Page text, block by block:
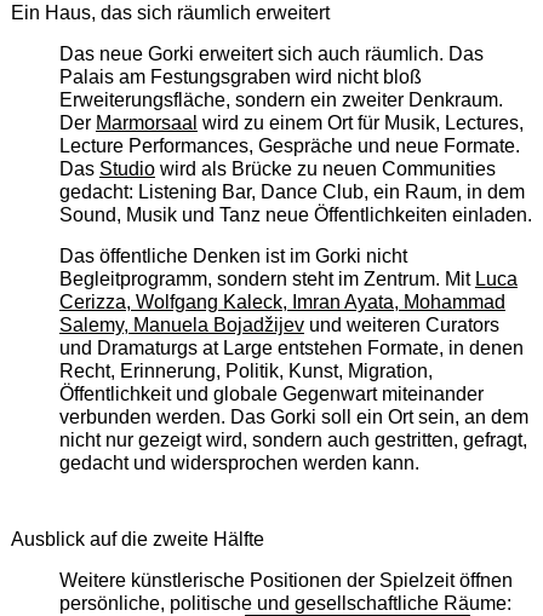
Ein Haus, das sich räumlich erweitert
Das neue Gorki erweitert sich auch räumlich. Das
Palais am Festungsgraben wird nicht bloß
Erweiterungsfläche, sondern ein zweiter Denkraum.
Der Marmorsaal wird zu einem Ort für Musik, Lectures,
Lecture Performances, Gespräche und neue Formate.
Das Studiowird als Brücke zu neuen Communities
gedacht: Listening Bar, Dance Club, ein Raum, in dem
Sound, Musik und Tanz neue Öffentlichkeiten einladen.
Das öffentliche Denken ist im Gorki nicht
Begleitprogramm, sondern steht im Zentrum. Mit Luca
Cerizza, Wolfgang Kaleck, Imran Ayata, Mohammad
Salemy, Manuela Bojadžijevund weiteren Curators
und Dramaturgs at Large entstehen Formate, in denen
Recht, Erinnerung, Politik, Kunst, Migration,
Öffentlichkeit und globale Gegenwart miteinander
verbunden werden. Das Gorki soll ein Ort sein, an dem
nicht nur gezeigt wird, sondern auch gestritten, gefragt,
gedacht und widersprochen werden kann.
Ausblick auf die zweite Hälfte
Weitere künstlerische Positionen der Spielzeit öffnen
persönliche, politische und gesellschaftliche Räume: